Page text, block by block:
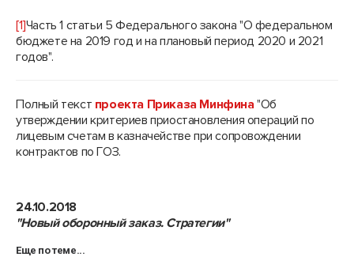
[1]Часть 1 статьи 5 Федерального закона "О федеральном
бюджете на 2019 год и на плановый период 2020 и 2021
годов".
Полный текст проекта Приказа Минфина"Об
утверждении критериев приостановления операций по
лицевым счетам в казначействе при сопровождении
контрактов по ГОЗ.
24.10.2018
"Новый оборонный заказ. Стратегии"
Еще по теме...